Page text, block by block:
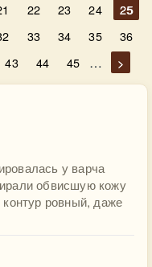
22 23 24
25
33 34 35
36
43 44 45 … >
у варча
обвисшую кожу
контур ровный, даже